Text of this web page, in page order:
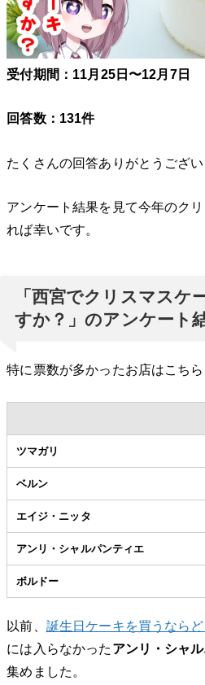
受付期間：11月25日〜12月7日
回答数：131件
たくさんの回答ありがとうござい
アンケート結果を見て今年のク
れば幸いです。
「西宮でクリスマスケ
すか？」のアンケート
特に票数が多かったお店はこちら
ツマガリ
ベルン
エイジ・ニッタ
アンリ・シャルパンティエ
ボルドー
以前、 誕生日ケーキを買うならど
には入らなかった アンリ・シャ
集めました。